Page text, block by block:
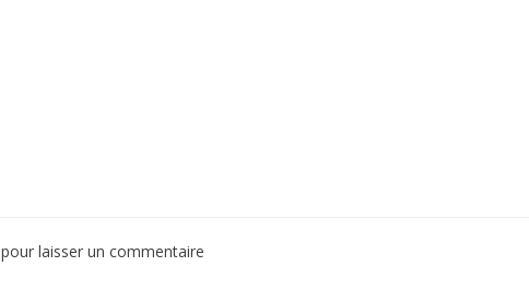
pour laisser un commentaire